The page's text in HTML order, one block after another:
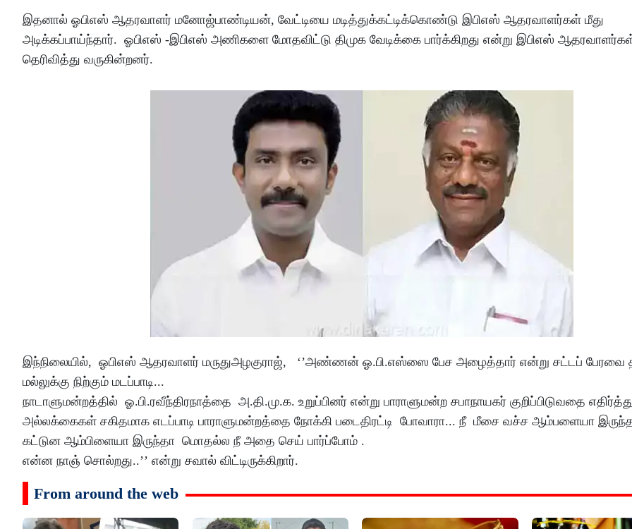
இதனால் ஓபிஎஸ் ஆதரவாளர் மனோஜ்பாண்டியன், வேட்டியை மடித்துக்கட்டிக்கொண்டு இபிஎஸ் ஆதரவாளர்கள் மீது
அடிக்கப்பாய்ந்தார். ஓபிஎஸ் -இபிஎஸ் அணிகளை மோதவிட்டு திமுக வேடிக்கை பார்க்கிறது என்று இபிஎஸ்
தெரிவித்து வருகின்றனர்.
இந்நிலையில், ஓபிஎஸ் ஆதரவாளர் மருதுஅழகுராஜ், ‘’அண்ணன் ஓ.பி.எஸ்ஸை பேச அழைத்தார் என்று சட்டப் பேரவை
மல்லுக்கு நிற்கும் மடப்பாடி...
நாடாளுமன்றத்தில் ஓ.பி.ரவீந்திரநாத்தை அ.தி.மு.க. உறுப்பினர் என்று பாராளுமன்ற சபாநாயகர் குறிப்பிடுவதை
அல்லக்கைகள் சகிதமாக எடப்பாடி பாராளுமன்றத்தை நோக்கி படைதிரட்டி போவாரா... நீ மீசை வச்ச ஆம்பளையா
கட்டுன ஆம்பிளையா இருந்தா மொதல்ல நீ அதை செய் பார்ப்போம் .
என்ன நாஞ் சொல்றது..’’ என்று சவால் விட்டிருக்கிறார்.
From around the web